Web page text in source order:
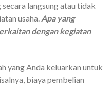
secara langsung atau tidak
usaha. Apa yang
dengan kegiatan
yang Anda keluarkan untuk
biaya pembelian